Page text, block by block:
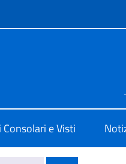
Consolari e Visti